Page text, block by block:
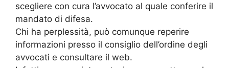
scegliere con cura l’avvocato al quale conferire il
mandato di difesa.
Chi ha perplessità, può comunque reperire
informazioni presso il consiglio dell’ordine degli
avvocati e consultare il web.